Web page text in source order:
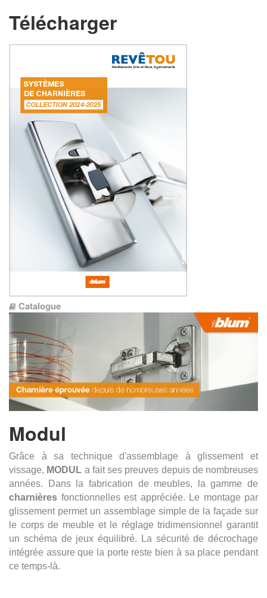
Télécharger
Catalogue
Modul
Grâce à sa technique d'assemblage à glissement et
vissage, MODUL a fait ses preuves depuis de nombreuses
années. Dans la fabrication de meubles, la gamme de
charnières fonctionnelles est appréciée. Le montage par
glissement permet un assemblage simple de la façade sur
le corps de meuble et le réglage tridimensionnel garantit
un schéma de jeux équilibré. La sécurité de décrochage
intégrée assure que la porte reste bien à sa place pendant
ce temps-là.